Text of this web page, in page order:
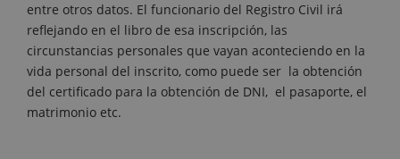
entre otros datos. El funcionario del Registro Civil irá
reflejando en el libro de esa inscripción, las
circunstancias personales que vayan aconteciendo en la
vida personal del inscrito, como puede ser la obtención
del certificado para la obtención de DNI, el pasaporte, el
matrimonio etc.